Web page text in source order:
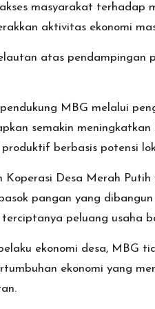
masyarakat
aktivitas ekonomi
atas
MBG melalui
semakin
berbasis potensi
Desa Merah
pangan yang
peluang usaha
ekonomi desa, MBG
ekonomi yang